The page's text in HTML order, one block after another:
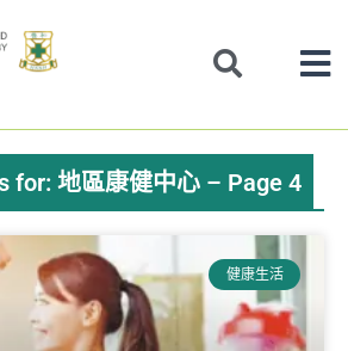
for: 地區康健中心 – Page 4
健康生活
Page
Page
PagePage